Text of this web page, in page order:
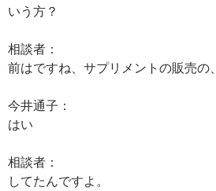
いう方？
相談者：
前はですね、サプリメントの販売の、
今井通子：
はい
相談者：
してたんですよ。